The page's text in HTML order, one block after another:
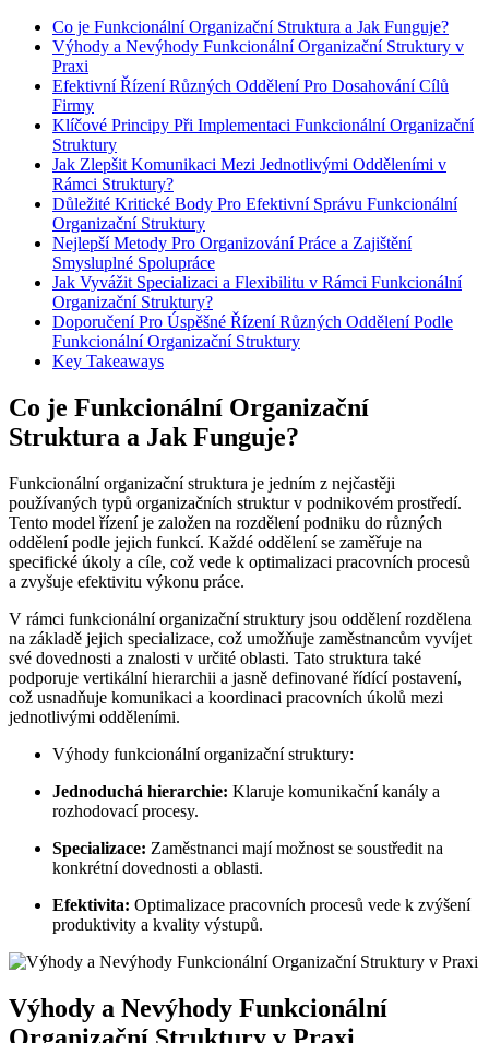
Co je Funkcionální Organizační Struktura a Jak Funguje?
Výhody a Nevýhody Funkcionální Organizační Struktury v
Praxi
Efektivní Řízení Různých Oddělení Pro Dosahování Cílů
Firmy
Klíčové Principy Při Implementaci Funkcionální Organizační
Struktury
Jak Zlepšit Komunikaci Mezi Jednotlivými Odděleními v
Rámci Struktury?
Důležité Kritické Body Pro Efektivní Správu Funkcionální
Organizační Struktury
Nejlepší Metody Pro Organizování Práce a Zajištění
Smysluplné Spolupráce
Jak Vyvážit Specializaci a Flexibilitu v Rámci Funkcionální
Organizační Struktury?
Doporučení Pro Úspěšné Řízení Různých Oddělení Podle
Funkcionální Organizační Struktury
Key Takeaways
Co je Funkcionální Organizační
Struktura a Jak Funguje?
Funkcionální organizační struktura je jedním z nejčastěji
používaných typů organizačních struktur v podnikovém prostředí.
Tento model řízení je založen na rozdělení podniku do různých
oddělení podle jejich funkcí. Každé oddělení se zaměřuje na
specifické úkoly a cíle, což vede k optimalizaci pracovních procesů
a zvyšuje efektivitu výkonu práce.
V rámci funkcionální organizační struktury jsou oddělení rozdělena
na základě jejich specializace, což umožňuje zaměstnancům vyvíjet
své dovednosti a znalosti v určité oblasti. Tato struktura také
podporuje vertikální hierarchii a jasně definované řídící postavení,
což usnadňuje komunikaci a koordinaci pracovních úkolů mezi
jednotlivými odděleními.
Výhody funkcionální organizační struktury:
Jednoduchá hierarchie: Klaruje komunikační kanály a
rozhodovací procesy.
Specializace: Zaměstnanci mají možnost se soustředit na
konkrétní dovednosti a oblasti.
Efektivita: Optimalizace pracovních procesů vede k zvýšení
produktivity a kvality výstupů.
Výhody a Nevýhody Funkcionální
Organizační Struktury v Praxi